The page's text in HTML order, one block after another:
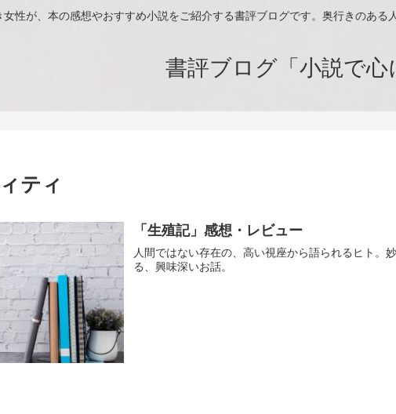
女性が、本の感想やおすすめ小説をご紹介する書評ブログです。奥行きのあ
書評ブログ「小説で心
ティ
「生殖記」感想・レビュー
人間ではない存在の、高い視座から語られるヒト。
る、興味深いお話。